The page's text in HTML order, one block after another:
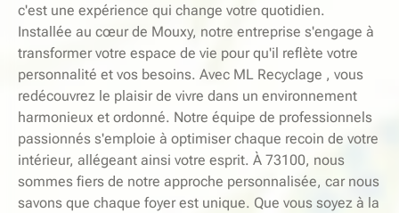
c'est une expérience qui change votre quotidien.
Installée au cœur de Mouxy, notre entreprise s'engage à
transformer votre espace de vie pour qu'il reflète votre
personnalité et vos besoins. Avec ML Recyclage , vous
redécouvrez le plaisir de vivre dans un environnement
harmonieux et ordonné. Notre équipe de professionnels
passionnés s'emploie à optimiser chaque recoin de votre
intérieur, allégeant ainsi votre esprit. À 73100, nous
sommes fiers de notre approche personnalisée, car nous
savons que chaque foyer est unique. Que vous soyez à la